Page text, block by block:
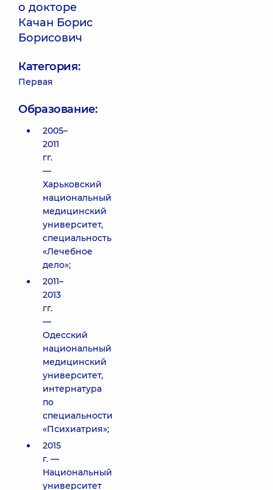
о докторе
Качан Борис
Борисович
Категория:
Первая
Образование:
2005–
2011
гг.
—
Харьковский
национальный
медицинский
университет,
специальность
«Лечебное
дело»;
2011–
2013
гг.
—
Одесский
национальный
медицинский
университет,
интернатура
по
специальности
«Психиатрия»;
2015
г. —
Национальный
университет